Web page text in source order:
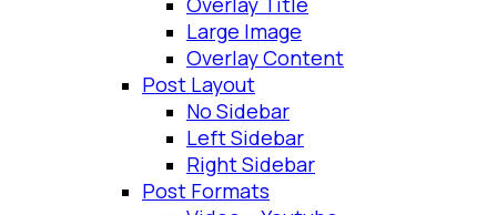
Large Image
Overlay Content
Post Layout
No Sidebar
Left Sidebar
Right Sidebar
Post Formats